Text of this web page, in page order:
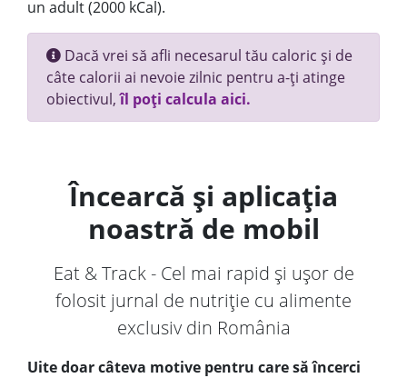
un adult (2000 kCal).
Dacă vrei să afli necesarul tău caloric și de
câte calorii ai nevoie zilnic pentru a-ți atinge
obiectivul,îl poți calcula aici.
Încearcă și aplicația
noastră de mobil
Eat & Track - Cel mai rapid și ușor de
folosit jurnal de nutriție cu alimente
exclusiv din România
Uite doar câteva motive pentru care să încerci